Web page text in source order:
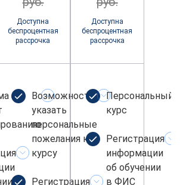
не
Доступна
беспроцентная
рассрочка
Возможность
указать
персональные
пожелания к
курсу
Регистрация
Доступна
беспроцентная
рассрочка
Персональный
курс
Регистрация
информации
об обучении
в ФИС